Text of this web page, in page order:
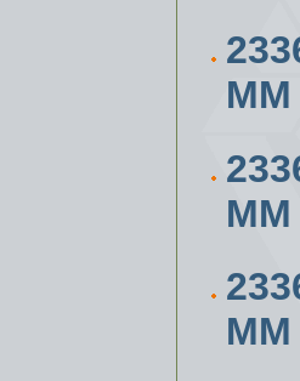
ММ
ММ
ММ